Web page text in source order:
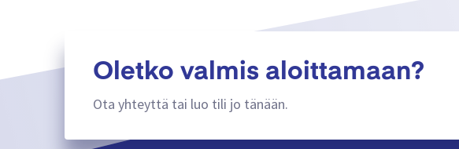
Oletko valmis aloittamaan?
Ota yhteyttä tai luo tili jo tänään.